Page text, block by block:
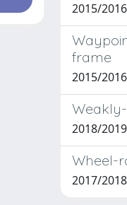
2015/
frame
2015/2016
2018/
Wheel-
2017/